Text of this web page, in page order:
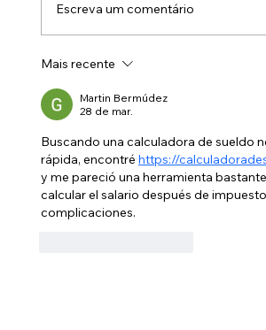
Avançam no Congresso
Escreva um comentário
Mais recente
Martin Bermúdez
28 de mar.
Buscando una calculadora de sueldo
rápida, encontré https://
y me pareció una herramienta
calcular el salario después de
complicaciones.